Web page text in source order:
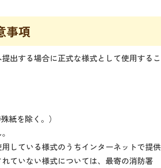
事項
出する場合に正式な様式として使用するこ
紙を除く。）
している様式のうちインターネットで提供
ていない様式については、最寄の消防署